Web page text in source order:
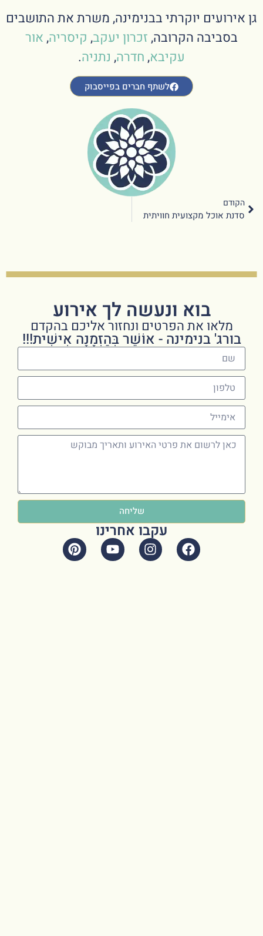
גן אירועים יוקרתי בבנימינה, משרת את התושבים
בסביבה הקרובה,זכרון יעקב, קיסריה,אור
עקיבא,חדרה, נתניה.
לשתף חברים בפייסבוק
הקודם
סדנת אוכל מקצועית חוויתית
בוא ונעשה לך אירוע
מלאו את הפרטים ונחזור אליכם בהקדם
בורג' בנימינה - אוֹשֵׁר בְּהַזְמָנָה אִישִׁית!!!
שליחה
עקבו אחרינו